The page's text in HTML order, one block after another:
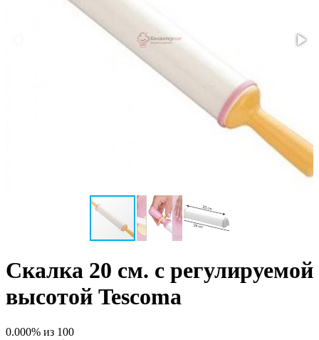
Скалка 20 см. с регулируемой
высотой Tescoma
0.000% из 100